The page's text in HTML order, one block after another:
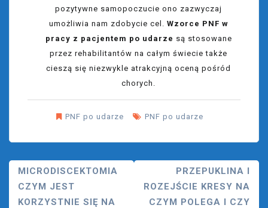
pozytywne samopoczucie ono zazwyczaj
umożliwia nam zdobycie cel. Wzorce PNF w
pracy z pacjentem po udarze są stosowane
przez rehabilitantów na całym świecie także
cieszą się niezwykle atrakcyjną oceną pośród
chorych.
PNF po udarze PNF po udarze
Nawigacja
Wpisu
MICRODISCEKTOMIA
CZYM JEST
KORZYSTNIE SIĘ NA
PRZEPUKLINA I
ROZEJŚCIE KRESY NA
CZYM POLEGA I CZY